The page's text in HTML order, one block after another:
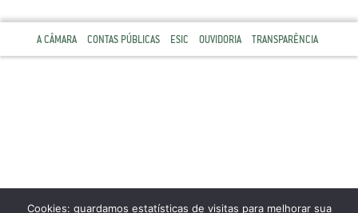
A CÂMARA CONTAS PÚBLICAS ESIC OUVIDORIA TRANSPARÊNCIA
Cookies: guardamos estatísticas de visitas para melhorar sua